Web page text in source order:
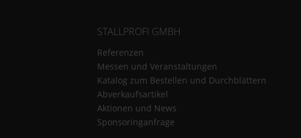
STALLPROFI GMBH
Referenzen
Messen und Veranstaltungen
Katalog zum Bestellen und Durchblättern
Abverkaufsartikel
Aktionen und News
Sponsoringanfrage